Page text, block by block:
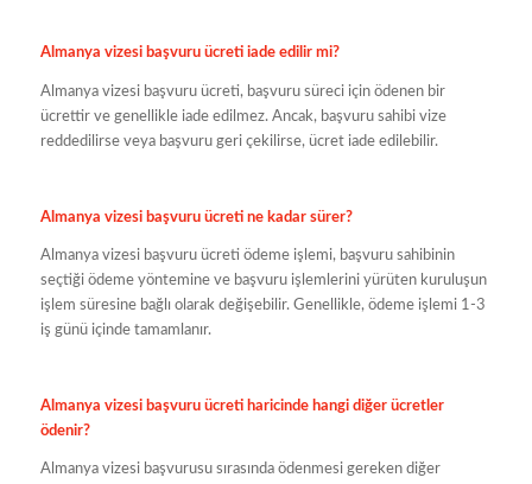
Almanya vizesi başvuru ücreti iade edilir mi?
Almanya vizesi başvuru ücreti, başvuru süreci için ödenen bir
ücrettir ve genellikle iade edilmez. Ancak, başvuru sahibi vize
reddedilirse veya başvuru geri çekilirse, ücret iade edilebilir.
Almanya vizesi başvuru ücreti ne kadar sürer?
Almanya vizesi başvuru ücreti ödeme işlemi, başvuru sahibinin
seçtiği ödeme yöntemine ve başvuru işlemlerini yürüten kuruluşun
işlem süresine bağlı olarak değişebilir. Genellikle, ödeme işlemi 1-3
iş günü içinde tamamlanır.
Almanya vizesi başvuru ücreti haricinde hangi diğer ücretler
ödenir?
Almanya vizesi başvurusu sırasında ödenmesi gereken diğer